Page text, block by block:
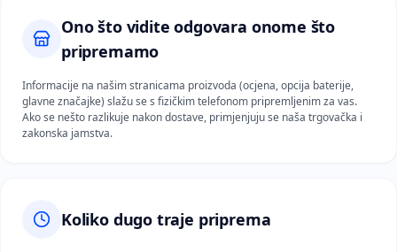
Ono što vidite odgovara onome što
pripremamo
Informacije na našim stranicama proizvoda (ocjena, opcija baterije,
glavne značajke) slažu se s fizičkim telefonom pripremljenim za vas.
Ako se nešto razlikuje nakon dostave, primjenjuju se naša trgovačka i
zakonska jamstva.
Koliko dugo traje priprema